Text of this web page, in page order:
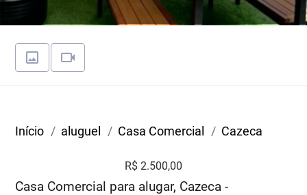
Início aluguel Casa Comercial Cazeca
R$ 2.500,00
Casa Comercial para alugar, Cazeca -